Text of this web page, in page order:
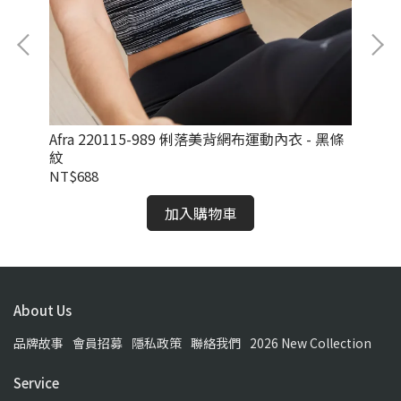
Afra 220115-989 俐落美背網布運動內衣 - 黑條
紋
NT$688
加入購物車
About Us
品牌故事 會員招募 隱私政策 聯絡我們 2026 New Collection
Service